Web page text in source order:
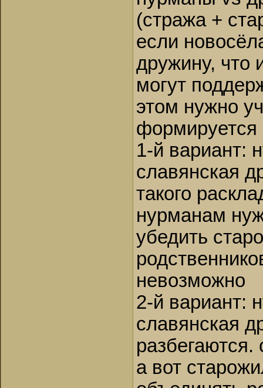
(стража +
если
дружину, что
могут
этом нужно
формируется
1-й вариант:
славянская
такого
нурманам
убедить
невозможно
2-й вариант:
славянская
а вот